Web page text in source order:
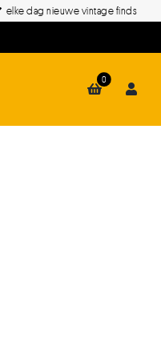
elke dag nieuwe vintage finds
0